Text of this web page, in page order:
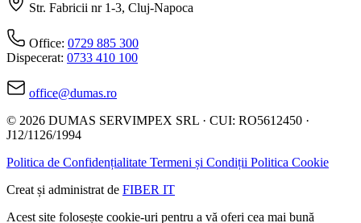
Str. Fabricii nr 1-3, Cluj-Napoca
Office: 0729 885 300
Dispecerat: 0733 410 100
office@dumas.ro
© 2026 DUMAS SERVIMPEX SRL · CUI: RO5612450 ·
J12/1126/1994
Politica de Confidențialitate Termeni și Condiții Politica Cookie
Creat și administrat de FIBER IT
Acest site folosește cookie-uri pentru a vă oferi cea mai bună